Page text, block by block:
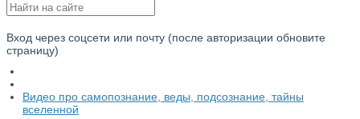
Вход через соцсети или почту (после авторизации обновите
страницу)
Видео про самопознание, веды, подсознание, тайны
вселенной